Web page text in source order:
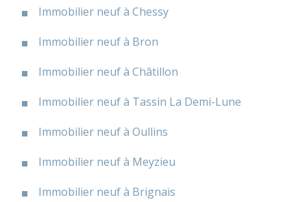
Immobilier neuf à Chessy
Immobilier neuf à Bron
Immobilier neuf à Châtillon
Immobilier neuf à Tassin La Demi-Lune
Immobilier neuf à Oullins
Immobilier neuf à Meyzieu
Immobilier neuf à Brignais